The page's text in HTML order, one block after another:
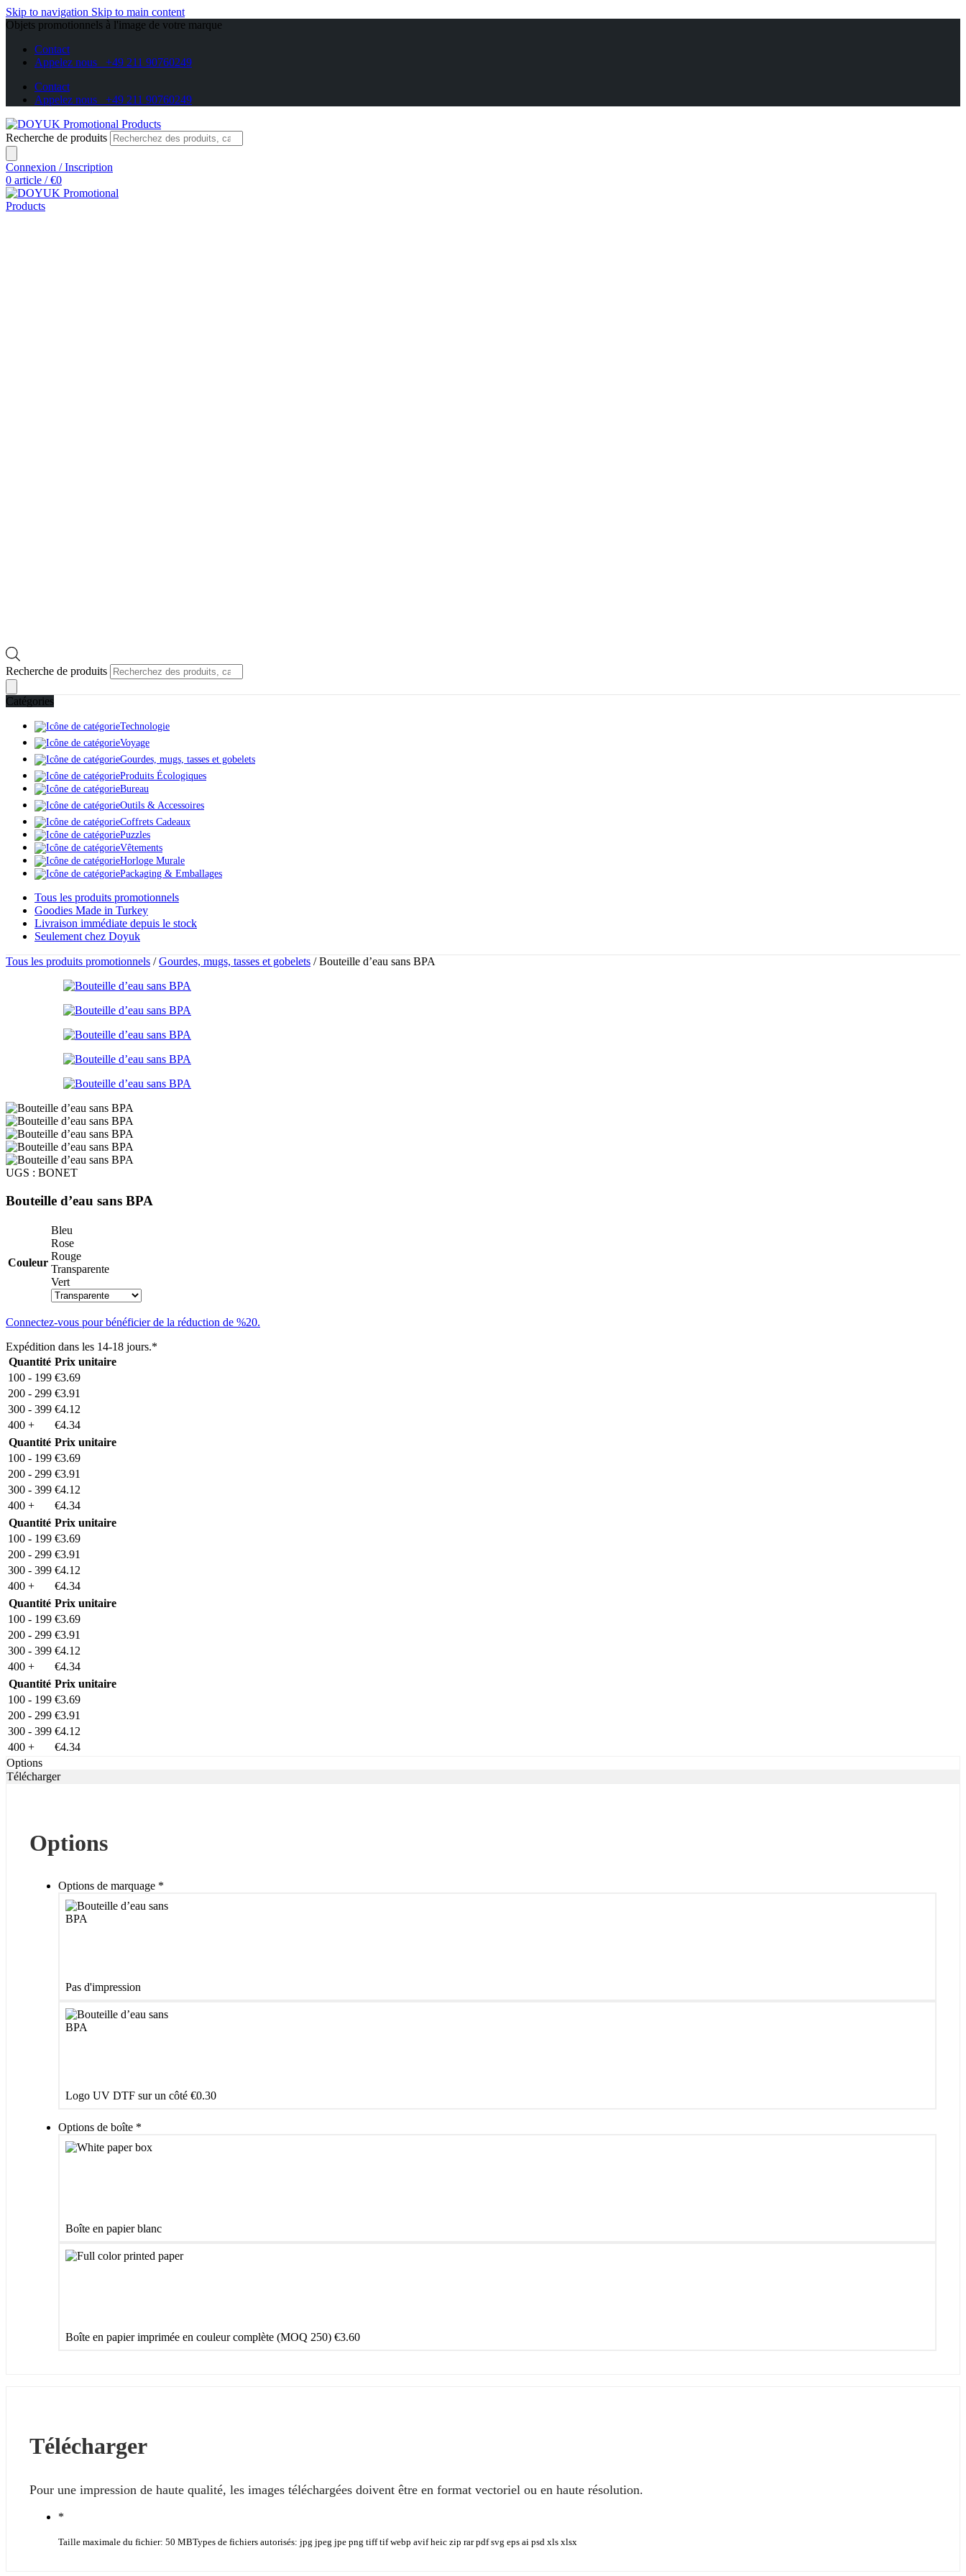
Skip to navigation Skip to main content
Objets promotionnels à l'image de votre marque
Contact
Appelez nous +49 211 90760249
Contact
Appelez nous +49 211 90760249
Recherche de produits
Connexion / Inscription
0 article / €0
Recherche de produits
Catégories
Technologie
Voyage
Gourdes, mugs, tasses et gobelets
Produits Écologiques
Bureau
Outils & Accessoires
Coffrets Cadeaux
Puzzles
Vêtements
Horloge Murale
Packaging & Emballages
Tous les produits promotionnels
Goodies Made in Turkey
Livraison immédiate depuis le stock
Seulement chez Doyuk
Tous les produits promotionnels /Gourdes, mugs, tasses et gobelets /Bouteille d’eau sans BPA
UGS : BONET
Bouteille d’eau sans BPA
Couleur
Bleu
Rose
Rouge
Transparente
Vert
Connectez-vous pour bénéficier de la réduction de %20.
Expédition dans les 14-18 jours.*
Quantité Prix unitaire
100 - 199 €3.69
200 - 299 €3.91
300 - 399 €4.12
400 +
€4.34
Quantité Prix unitaire
100 - 199 €3.69
200 - 299 €3.91
300 - 399 €4.12
400 +
€4.34
Quantité Prix unitaire
100 - 199 €3.69
200 - 299 €3.91
300 - 399 €4.12
400 +
€4.34
Quantité Prix unitaire
100 - 199 €3.69
200 - 299 €3.91
300 - 399 €4.12
400 +
€4.34
Quantité Prix unitaire
100 - 199 €3.69
200 - 299 €3.91
300 - 399 €4.12
400 +
€4.34
Options
Télécharger
Options
Options de marquage *
Pas d'impression
Logo UV DTF sur un côté €0.30
Options de boîte *
Boîte en papier blanc
Boîte en papier imprimée en couleur complète (MOQ 250) €3.60
Télécharger
Pour une impression de haute qualité, les images téléchargées doivent être en format vectoriel ou en haute résolution.
*
Taille maximale du fichier: 50 MBTypes de fichiers autorisés: jpg jpeg jpe png tiff tif webp avif heic zip rar pdf svg eps ai psd xls xlsx